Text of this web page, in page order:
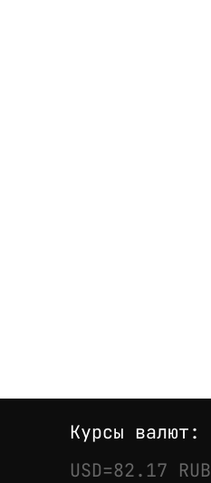
Курсы валют:
USD=82.17 RUB